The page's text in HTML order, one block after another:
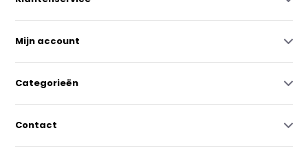
Mijn account
Categorieën
Contact